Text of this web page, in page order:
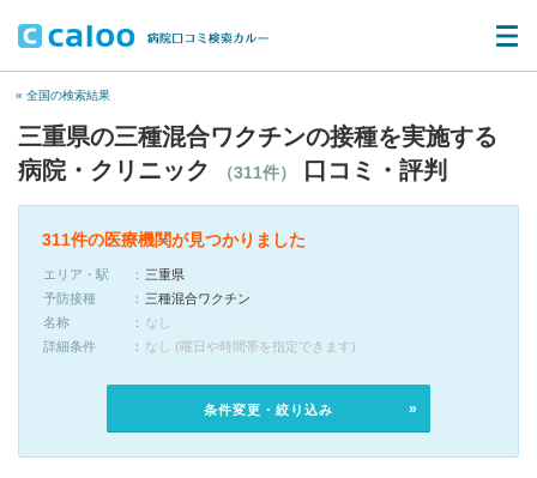
« 全国の検索結果
三重県の三種混合ワクチンの接種を実施する
病院・クリニック
（311件） 口コミ・評判
311件の医療機関が見つかりました
エリア・駅
三重県
予防接種
三種混合ワクチン
名称
なし
詳細条件
なし (曜日や時間帯を指定できます)
条件変更・絞り込み